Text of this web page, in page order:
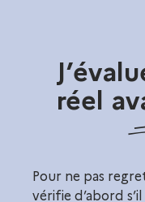
réel
Pour ne pas
vérifie d’abord